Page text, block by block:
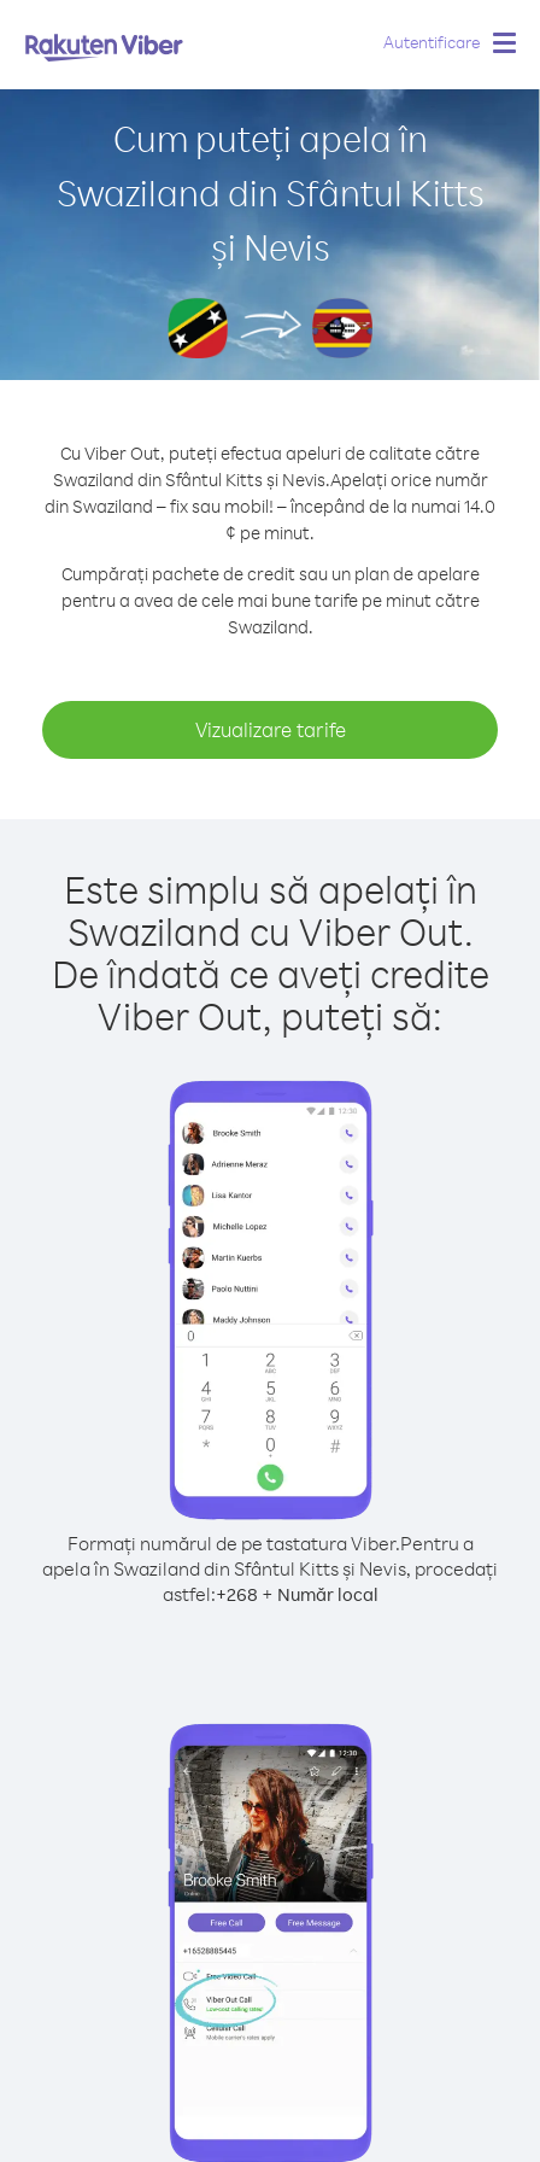
Autentificare
Cum puteți apela în
Swaziland din Sfântul Kitts
și Nevis
Cu Viber Out, puteți efectua apeluri de calitate către
Swaziland din Sfântul Kitts și Nevis.Apelați orice număr
din Swaziland – fix sau mobil! – începând de la numai 14.0
¢ pe minut.
Cumpărați pachete de credit sau un plan de apelare
pentru a avea de cele mai bune tarife pe minut către
Swaziland.
Vizualizare tarife
Este simplu să apelați în
Swaziland cu Viber Out.
De îndată ce aveți credite
Viber Out, puteți să:
Formați numărul de pe tastatura Viber.Pentru a
apela în Swaziland din Sfântul Kitts și Nevis, procedați
astfel:+268 + Număr local